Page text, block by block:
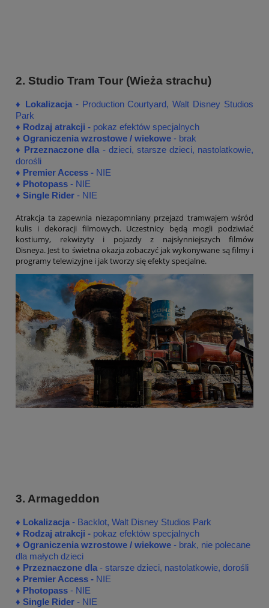
2. Studio Tram Tour (Wieża strachu)
♦ Lokalizacja- Production Courtyard, Walt Disney Studios
Park
♦ Rodzaj atrakcji - pokaz efektów specjalnych
♦ Ograniczenia wzrostowe / wiekowe - brak
♦ Przeznaczone dla - dzieci, starsze dzieci, nastolatkowie,
dorośli
♦ Premier Access - NIE
♦ Photopass - NIE
♦ Single Rider - NIE
Atrakcja ta zapewnia niezapomniany przejazd tramwajem wśród
kulis i dekoracji filmowych. Uczestnicy będą mogli podziwiać
kostiumy, rekwizyty i pojazdy z najsłynniejszych filmów
Disneya. Jest to świetna okazja zobaczyć jak wykonywane są filmy i
programy telewizyjne i jak tworzy się efekty specjalne.
3. Armageddon
♦ Lokalizacja- Backlot, Walt Disney Studios Park
♦ Rodzaj atrakcji - pokaz efektów specjalnych
♦ Ograniczenia wzrostowe / wiekowe - brak, nie polecane
dla małych dzieci
♦ Przeznaczone dla- starsze dzieci, nastolatkowie, dorośli
♦ Premier Access - NIE
♦ Photopass - NIE
♦ Single Rider - NIE